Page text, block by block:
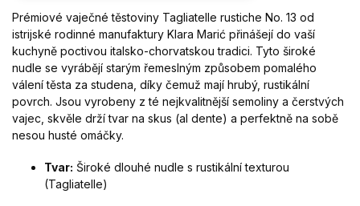
Prémiové vaječné těstoviny Tagliatelle rustiche No. 13 od
istrijské rodinné manufaktury Klara Marić přinášejí do vaší
kuchyně poctivou italsko-chorvatskou tradici. Tyto široké
nudle se vyrábějí starým řemeslným způsobem pomalého
válení těsta za studena, díky čemuž mají hrubý, rustikální
povrch. Jsou vyrobeny z té nejkvalitnější semoliny a čerstvých
vajec, skvěle drží tvar na skus (al dente) a perfektně na sobě
nesou husté omáčky.
Tvar: Široké dlouhé nudle s rustikální texturou
(Tagliatelle)